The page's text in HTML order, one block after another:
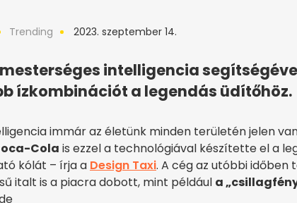
Trending 2023. szeptember 14.
intelligencia
ízkombinációt a legendás üdítőhöz.
immár az életünk minden területén jelen
Cola is ezzel a technológiával készítette el a
kólát – írja a Design Taxi. A cég az utóbbi időben
italt is a piacra dobott, mint például a